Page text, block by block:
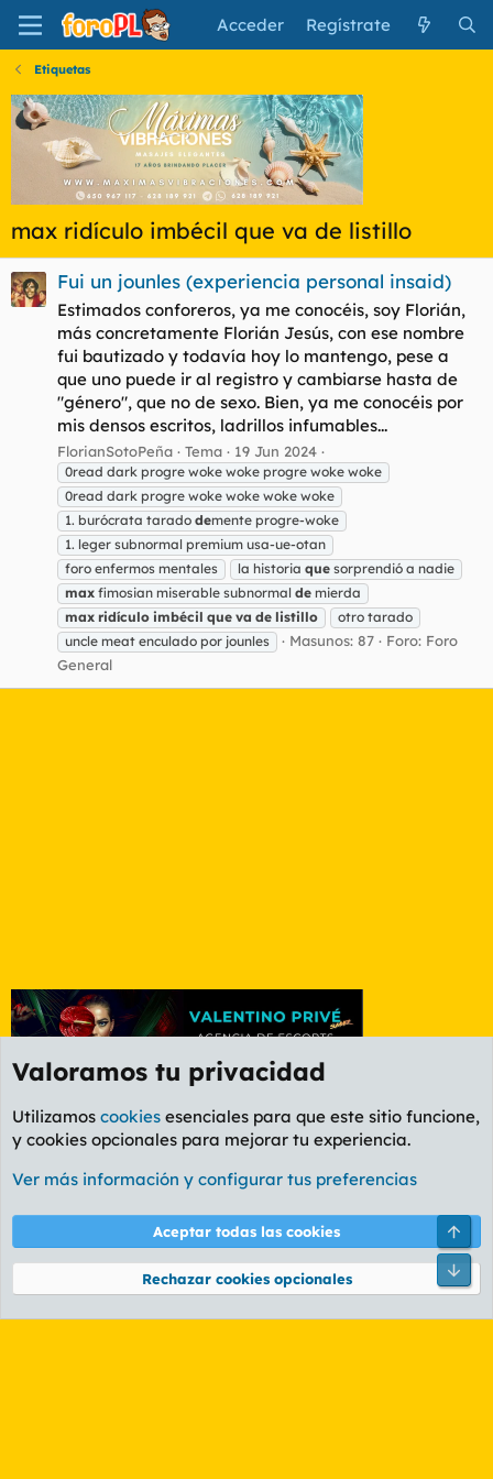
Acceder Regístrate
Etiquetas
max ridículo imbécil que va de listillo
Fui un jounles (experiencia personal insaid)
Estimados conforeros, ya me conocéis, soy Florián,
más concretamente Florián Jesús, con ese nombre
fui bautizado y todavía hoy lo mantengo, pese a
que uno puede ir al registro y cambiarse hasta de
"género", que no de sexo. Bien, ya me conocéis por
mis densos escritos, ladrillos infumables...
FlorianSotoPeña Tema 19 Jun 2024
0read dark progre woke woke progre woke woke
0read dark progre woke woke woke woke
1. burócrata tarado demente progre-woke
1. leger subnormal premium usa-ue-otan
foro enfermos mentales
la historia que sorprendió a nadie
max fimosian miserable subnormal de mierda
max ridículo imbécil que va de listillo
otro tarado
uncle meat enculado por jounles
Masunos: 87 Foro: Foro
General
Etiquetas
Cookies
PL OLDSTYLE AMARILLO
Términos y reglas Política de privacidad Ayuda
Community platform by XenForo® © 2010-2026 XenForo Ltd.
Valoramos tu privacidad
Utilizamos cookies esenciales para que este sitio funcione,
y cookies opcionales para mejorar tu experiencia.
Ver más información y configurar tus preferencias
Aceptar todas las cookies
Rechazar cookies opcionales
Pie